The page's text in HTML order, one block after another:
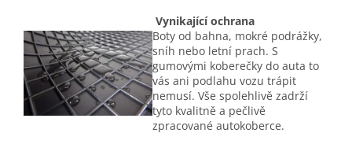
Vynikající ochrana
Boty od bahna, mokré podrážky,
sníh nebo letní prach. S
gumovými koberečky do auta to
vás ani podlahu vozu trápit
nemusí. Vše spolehlivě zadrží
tyto kvalitně a pečlivě
zpracované autokoberce.